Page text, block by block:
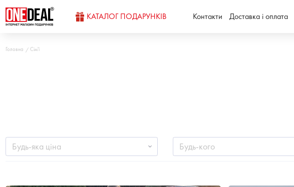
КАТАЛОГ ПОДАРУНКІВ Контакти Доставка і оплата
Головна Сім'ї
Будь-яка ціна Будь-кого